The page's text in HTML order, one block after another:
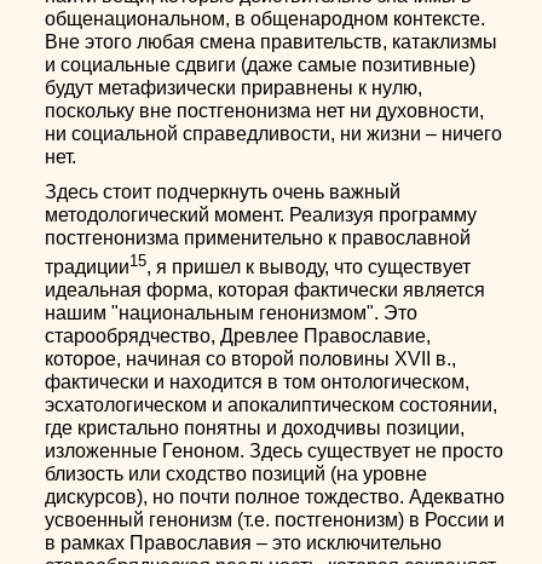
общенациональном, в общенародном контексте.
Вне этого любая смена правительств, катаклизмы
и социальные сдвиги (даже самые позитивные)
будут метафизически приравнены к нулю,
поскольку вне постгенонизма нет ни духовности,
ни социальной справедливости, ни жизни – ничего
нет.
Здесь стоит подчеркнуть очень важный
методологический момент. Реализуя программу
постгенонизма применительно к православной
традиции15, я пришел к выводу, что существует
идеальная форма, которая фактически является
нашим "национальным генонизмом". Это
старообрядчество, Древлее Православие,
которое, начиная со второй половины ХVII в.,
фактически и находится в том онтологическом,
эсхатологическом и апокалиптическом состоянии,
где кристально понятны и доходчивы позиции,
изложенные Геноном. Здесь существует не просто
близость или сходство позиций (на уровне
дискурсов), но почти полное тождество. Адекватно
усвоенный генонизм (т.е. постгенонизм) в России и
в рамках Православия – это исключительно